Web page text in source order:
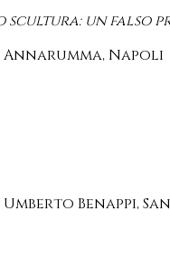
scultura: un falso
Napoli
Benappi,